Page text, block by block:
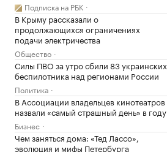
Подписка на РБК
В Крыму рассказали о
продолжающихся ограничениях
подачи электричества
Общество
Силы ПВО за утро сбили 83 украинских
беспилотника над регионами России
Политика
В Ассоциации владельцев кинотеатров
назвали «самый страшный день» в году
Бизнес
Чем заняться дома: «Тед Лассо»,
эволюция и мифы Петербурга